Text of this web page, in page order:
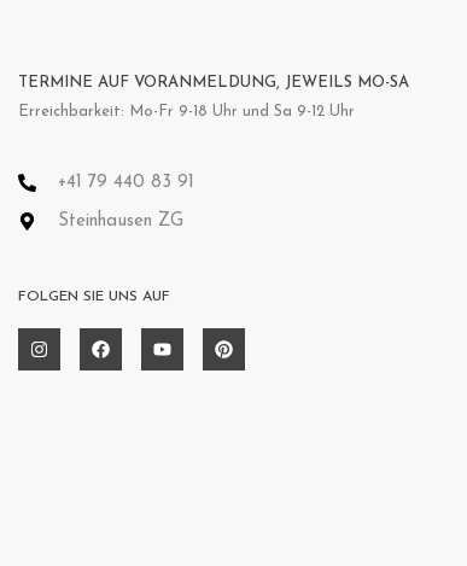
TERMINE AUF VORANMELDUNG, JEWEILS MO-SA
Erreichbarkeit: Mo-Fr 9-18 Uhr und Sa 9-12 Uhr
+41 79 440 83 91
Steinhausen ZG
FOLGEN SIE UNS AUF